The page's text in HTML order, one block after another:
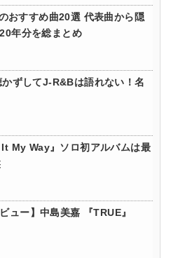
おすすめ曲20選 代表曲から隠
年分を総まとめ
ずしてJ-R&Bは語れない！名
My Way』ソロ初アルバムは最
ュー】中島美嘉 『TRUE』